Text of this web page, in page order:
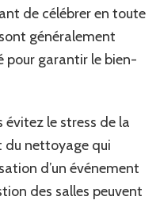
de célébrer en toute
généralement
pour garantir le bien-
évitez le stress de la
du nettoyage qui
d’un événement
des salles peuvent